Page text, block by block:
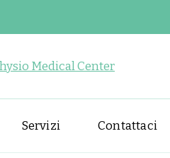
Physio
Servizi Contattaci